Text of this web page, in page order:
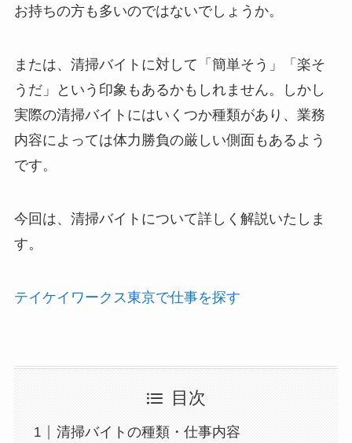
お持ちの方も多いのではないでしょうか。
または、清掃バイトに対して「簡単そう」「楽そ
うだ」という印象もあるかもしれません。しかし
実際の清掃バイトにはいくつか種類があり、業務
内容によっては体力勝負の厳しい側面もあるよう
です。
今回は、清掃バイトについて詳しく解説いたしま
す。
テイケイワークス東京で仕事を探す
目次
清掃バイトの種類・仕事内容